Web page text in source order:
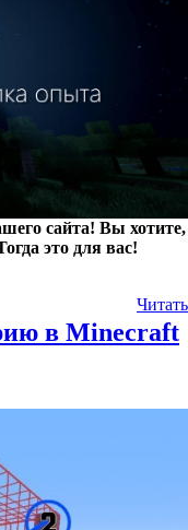
сайта! Вы хотите,
это для вас!
Читать
в Minecraft